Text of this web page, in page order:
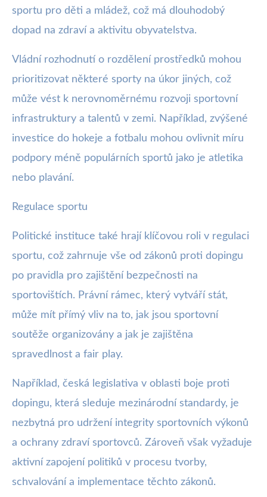
sportu pro děti a mládež, což má dlouhodobý
dopad na zdraví a aktivitu obyvatelstva.
Vládní rozhodnutí o rozdělení prostředků mohou
prioritizovat některé sporty na úkor jiných, což
může vést k nerovnoměrnému rozvoji sportovní
infrastruktury a talentů v zemi. Například, zvýšené
investice do hokeje a fotbalu mohou ovlivnit míru
podpory méně populárních sportů jako je atletika
nebo plavání.
Regulace sportu
Politické instituce také hrají klíčovou roli v regulaci
sportu, což zahrnuje vše od zákonů proti dopingu
po pravidla pro zajištění bezpečnosti na
sportovištích. Právní rámec, který vytváří stát,
může mít přímý vliv na to, jak jsou sportovní
soutěže organizovány a jak je zajištěna
spravedlnost a fair play.
Například, česká legislativa v oblasti boje proti
dopingu, která sleduje mezinárodní standardy, je
nezbytná pro udržení integrity sportovních výkonů
a ochrany zdraví sportovců. Zároveň však vyžaduje
aktivní zapojení politiků v procesu tvorby,
schvalování a implementace těchto zákonů.